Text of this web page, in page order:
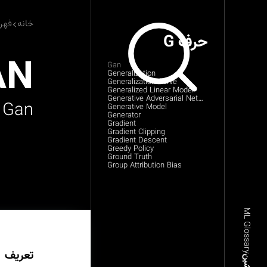
ML Glossary
حرف G
Gan
Generalization
Generalization Curve
Generalized Linear Model
Generative Adversarial Network (Gan)
Generative Model
Generator
Gradient
Gradient Clipping
Gradient Descent
Greedy Policy
Ground Truth
Group Attribution Bias
خانه
Gan
تعریف